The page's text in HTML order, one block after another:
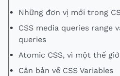
Những đơn vị mới trong
CSS media queries range
queries
Atomic CSS, vì một thế
Căn bản về CSS Variables